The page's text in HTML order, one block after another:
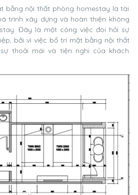
bằng nội thất phòng homestay là tài
trình xây dựng và hoàn thiện không
Đây là một công việc đòi hỏi sự
bởi vì việc bố trí mặt bằng nội thất
thoải mái và tiện nghi của khách